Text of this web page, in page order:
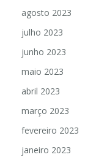
agosto 2023
julho 2023
junho 2023
maio 2023
abril 2023
março 2023
fevereiro 2023
janeiro 2023